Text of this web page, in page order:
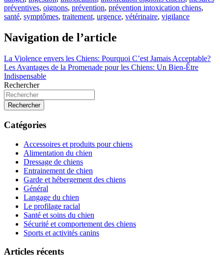
préventives, oignons, prévention, prévention intoxication chiens,
santé, symptômes, traitement, urgence, vétérinaire, vigilance
Navigation de l’article
La Violence envers les Chiens: Pourquoi C’est Jamais Acceptable?
Les Avantages de la Promenade pour les Chiens: Un Bien-Être
Indispensable
Rechercher
Rechercher
Catégories
Accessoires et produits pour chiens
Alimentation du chien
Dressage de chiens
Entrainement de chien
Garde et hébergement des chiens
Général
Langage du chien
Le profilage racial
Santé et soins du chien
Sécurité et comportement des chiens
Sports et activités canins
Articles récents